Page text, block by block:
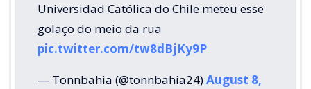
Universidad Católica do Chile meteu esse
golaço do meio da rua
pic.twitter.com/tw8dBjKy9P
— Tonnbahia (@tonnbahia24)August 8,